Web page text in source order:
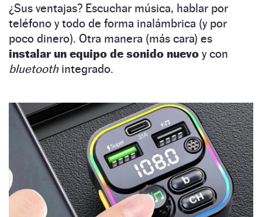
¿Sus ventajas? Escuchar música, hablar por
teléfono y todo de forma inalámbrica (y por
poco dinero). Otra manera (más cara) es
instalar un equipo de sonido nuevo y con
bluetoothintegrado.